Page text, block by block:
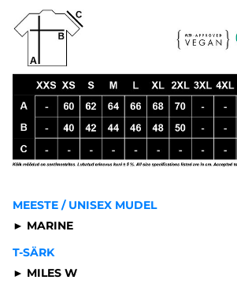
MEESTE / UNISEX MUDEL
► MARINE
T-SÄRK
► MILES W